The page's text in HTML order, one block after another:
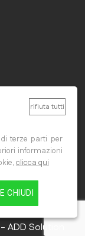
Contatti
Solution
rifiuta tutti
terze parti per
informazioni
clicca qui
CHIUDI